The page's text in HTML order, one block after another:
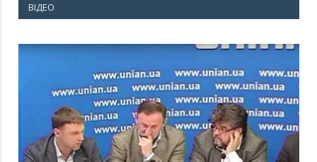
ВІДЕО